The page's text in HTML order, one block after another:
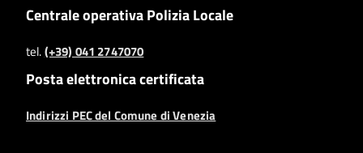
Centrale operativa Polizia Locale
tel.(+39) 041 2747070
Posta elettronica certificata
Indirizzi PEC del Comune di Venezia